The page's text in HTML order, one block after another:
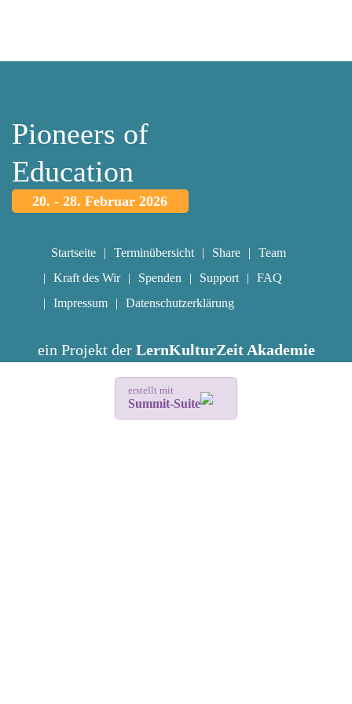
Pioneers of
Education
20. - 28. Februar 2026
Startseite Terminübersicht Share
Team
Kraft des Wir
Spenden Support
FAQ
Impressum
Datenschutzerklärung
ein Projekt der LernKulturZeit Akademie
erstellt mit
Summit-Suite